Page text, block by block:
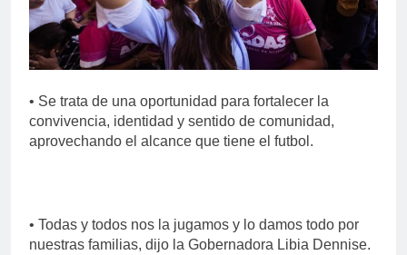
• Se trata de una oportunidad para fortalecer la
convivencia, identidad y sentido de comunidad,
aprovechando el alcance que tiene el futbol.
• Todas y todos nos la jugamos y lo damos todo por
nuestras familias, dijo la Gobernadora Libia Dennise.